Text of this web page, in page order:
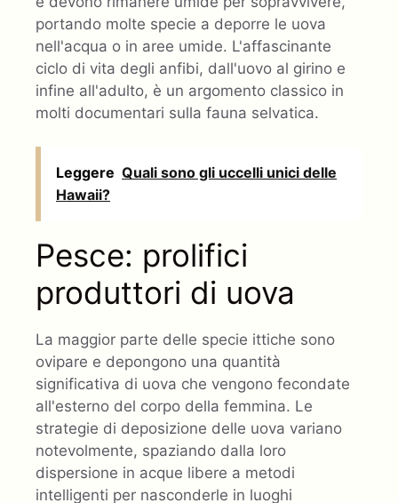
portando molte specie a deporre le uova
nell'acqua o in aree umide. L'affascinante
ciclo di vita degli anfibi, dall'uovo al girino e
infine all'adulto, è un argomento classico in
molti documentari sulla fauna selvatica.
Leggere Quali sono gli uccelli unici delle
Hawaii?
Pesce: prolifici
produttori di uova
La maggior parte delle specie ittiche sono
ovipare e depongono una quantità
significativa di uova che vengono fecondate
all'esterno del corpo della femmina. Le
strategie di deposizione delle uova variano
notevolmente, spaziando dalla loro
dispersione in acque libere a metodi
intelligenti per nasconderle in luoghi